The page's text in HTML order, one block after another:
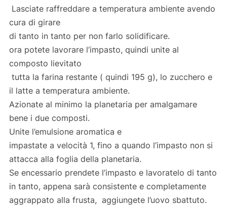
Lasciate raffreddare a temperatura ambiente avendo
cura di girare
di tanto in tanto per non farlo solidificare.
ora potete lavorare l’impasto, quindi unite al
composto lievitato
tutta la farina restante ( quindi 195 g), lo zucchero e
il latte a temperatura ambiente.
Azionate al minimo la planetaria per amalgamare
bene i due composti.
Unite l’emulsione aromatica e
impastate a velocità 1, fino a quando l’impasto non si
attacca alla foglia della planetaria.
Se encessario prendete l’impasto e lavoratelo di tanto
in tanto, appena sarà consistente e completamente
aggrappato alla frusta, aggiungete l’uovo sbattuto.